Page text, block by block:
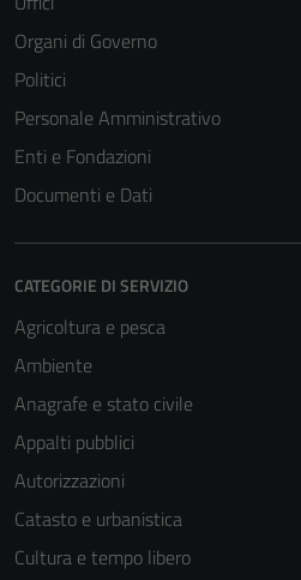
Organi di Governo
Politici
Personale Amministrativo
Enti e Fondazioni
Documenti e Dati
CATEGORIE DI SERVIZIO
Agricoltura e pesca
Ambiente
Anagrafe e stato civile
Appalti pubblici
Autorizzazioni
Catasto e urbanistica
Cultura e tempo libero